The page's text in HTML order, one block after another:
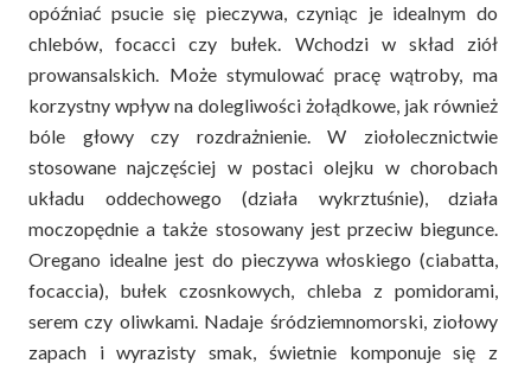
opóźniać psucie się pieczywa, czyniąc je idealnym do
chlebów, focacci czy bułek. Wchodzi w skład ziół
prowansalskich. Może stymulować pracę wątroby, ma
korzystny wpływ na dolegliwości żołądkowe, jak również
bóle głowy czy rozdrażnienie. W ziołolecznictwie
stosowane najczęściej w postaci olejku w chorobach
układu oddechowego (działa wykrztuśnie), działa
moczopędnie a także stosowany jest przeciw biegunce.
Oregano idealne jest do pieczywa włoskiego (ciabatta,
focaccia), bułek czosnkowych, chleba z pomidorami,
serem czy oliwkami. Nadaje śródziemnomorski, ziołowy
zapach i wyrazisty smak, świetnie komponuje się z